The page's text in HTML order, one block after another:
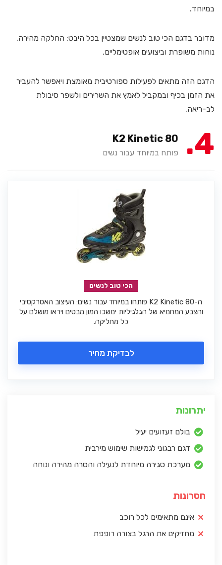
במיוחד.
מדובר בדגם הכי טוב לנשים שמצטיין בכל היבט: החלקה מהירה,
נוחות משופרת וביצועים אופטימליים.
הדגם הזה מתאים לפעילות ספורטיבית מאומצת ויאפשר להעביר
את הזמן בכיף ובמקביל לאמץ את השרירים ולשפר סיבולת
לב-ריאה.
4
K2 Kinetic 80
פותח במיוחד עבור נשים
הכי טוב לנשים
ה-K2 Kinetic 80 פותחו במיוחד עבור נשים: העיצוב האטרקטיבי
והצבע המחמיא של הגלגיליות ימשכו המון מבטים ויראו מושלם על
כל מחליקה.
לבדיקת מחיר
יתרונות
בולם זעזועים יעיל
דגם רבגוני לגמישות שימוש מירבית
מערכת סגירה מיוחדת לנעילה והסרה מהירה ונוחה
חסרונות
אינם מתאימים לכל רוכב
מחזיקים את הרגל בצורה רופפת